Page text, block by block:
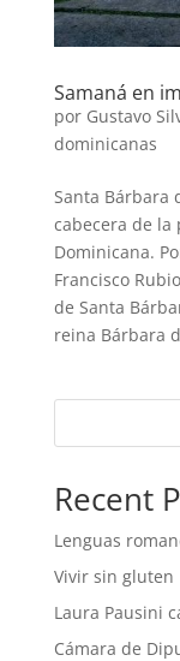
Samaná en
por Gustavo
dominicanas
Santa Bárbara
cabecera de la
Dominicana.
Francisco
de Santa
reina Bárbara
Recent
Lenguas
Vivir sin gluten
Laura Pausini
Cámara de